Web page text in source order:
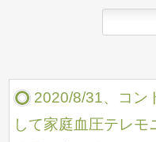
2020/8/31、コン
して家庭血圧テレモ